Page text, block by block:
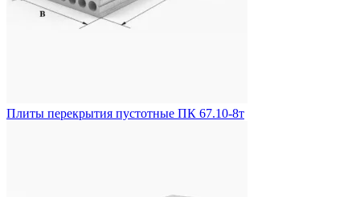
Плиты перекрытия пустотные ПК 67.10-8т